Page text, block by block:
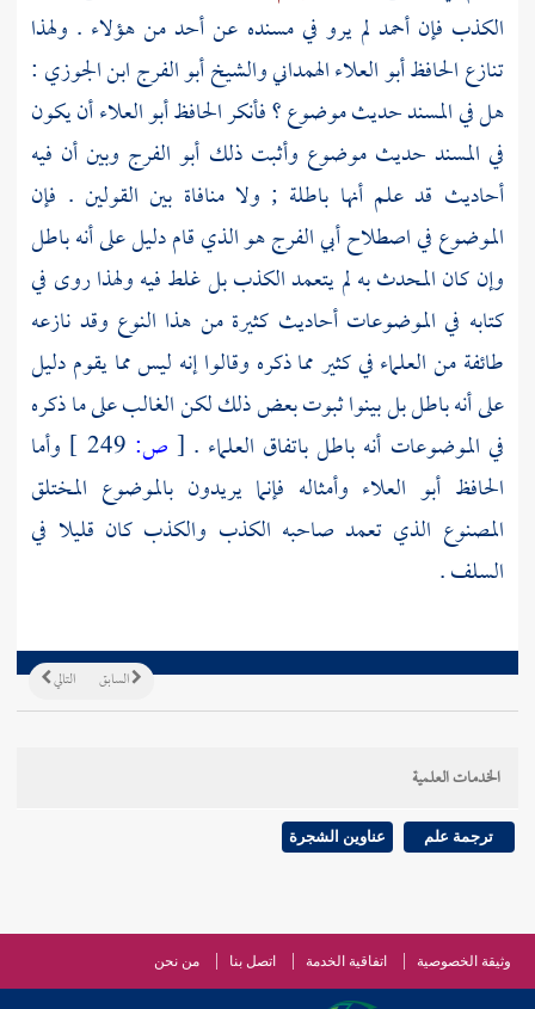
الكذب فإنأحمد لم يرو في مسنده عن أحد من هؤلاء . ولهذا
تنازع الحافظأبو العلاء الهمدانيوالشيخأبو الفرج ابن الجوزي :
هل في المسند حديث موضوع ؟ فأنكر الحافظأبو العلاءأن يكون
في المسند حديث موضوع وأثبت ذلك أبو الفرج وبين أن فيه
أحاديث قد علم أنها باطلة ; ولا منافاة بين القولين . فإن
الموضوع في اصطلاحأبي الفرجهو الذي قام دليل على أنه باطل
وإن كان المحدث به لم يتعمد الكذب بل غلط فيه ولهذا روى في
كتابه في الموضوعات أحاديث كثيرة من هذا النوع وقد نازعه
طائفة من العلماء في كثير مما ذكره وقالوا إنه ليس مما يقوم دليل
على أنه باطل بل بينوا ثبوت بعض ذلك لكن الغالب على ما ذكره
في الموضوعات أنه باطل باتفاق العلماء . [ ص:
وأما
الحافظ أبو العلاء وأمثاله فإنما يريدون بالموضوع المختلق
المصنوع الذي تعمد صاحبه الكذب والكذب كان قليلا في
السلف .
التالي السابق
الخدمات العلمية
ترجمة علم عناوين الشجرة
وثيقة الخصوصية اتفاقية الخدمة اتصل بنا من نحن